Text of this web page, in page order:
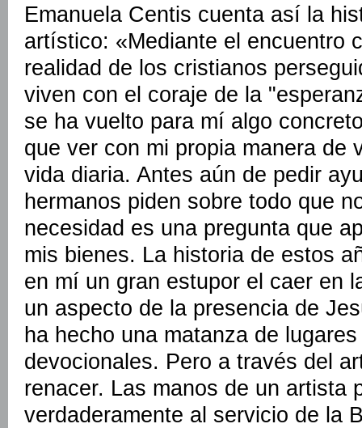
Emanuela Centis cuenta así la
artístico: «Mediante el encuentro
realidad de los cristianos
viven con el coraje de la
se ha vuelto para mí algo
que ver con mi propia manera de
vida diaria. Antes aún de pedir
hermanos piden sobre todo que
necesidad es una pregunta que
mis bienes. La historia de estos
en mí un gran estupor el caer en
un aspecto de la presencia de
ha hecho una matanza de
devocionales. Pero a través del
renacer. Las manos de un artista
verdaderamente al servicio de la